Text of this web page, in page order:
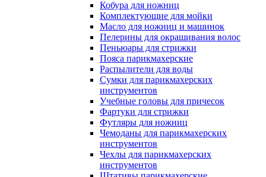
Кобура для ножниц
Комплектующие для мойки
Масло для ножниц и машинок
Пелерины для окрашивания волос
Пеньюары для стрижки
Пояса парикмахерские
Распылители для воды
Сумки для парикмахерских
инструментов
Учебные головы для причесок
Фартуки для стрижки
Футляры для ножниц
Чемоданы для парикмахерских
инструментов
Чехлы для парикмахерских
инструментов